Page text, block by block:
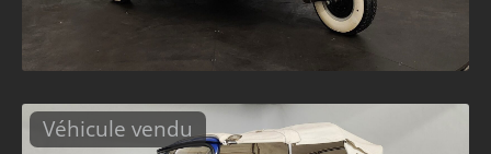
Véhicule vendu